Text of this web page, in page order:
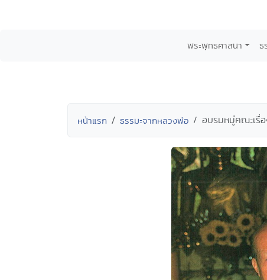
พระพุทธศาสนา ธ
หน้าแรก ธรรมะจากหลวงพ่อ อบรมหมู่คณะเรื่